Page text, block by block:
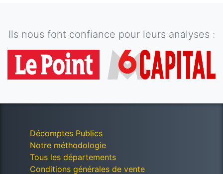
Ils nous font confiance pour leurs analyses :
Décomptes Publics
Notre méthodologie
Tous les départements
Conditions générales de vente